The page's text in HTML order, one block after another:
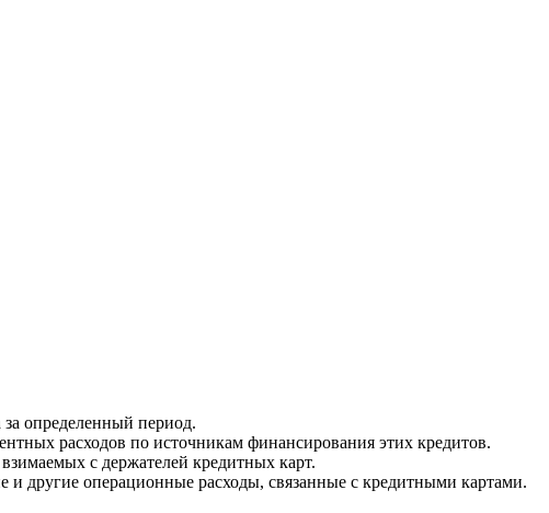
определенный период.
расходов по источникам финансирования этих кредитов.
с держателей кредитных карт.
и другие операционные расходы, связанные с кредитными картами.